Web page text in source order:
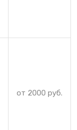
от 2000 руб.